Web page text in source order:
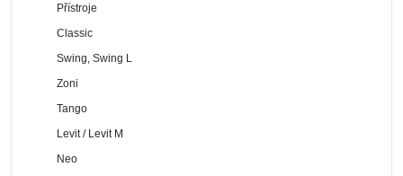
Přístroje
Classic
Swing, Swing L
Zoni
Tango
Levit / Levit M
Neo